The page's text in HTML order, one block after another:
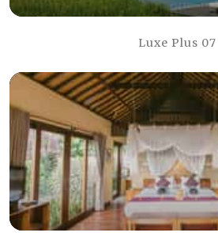
Luxe Plus 07